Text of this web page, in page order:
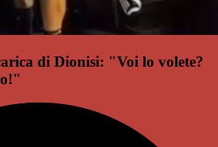
di Dionisi: "Voi lo volete?